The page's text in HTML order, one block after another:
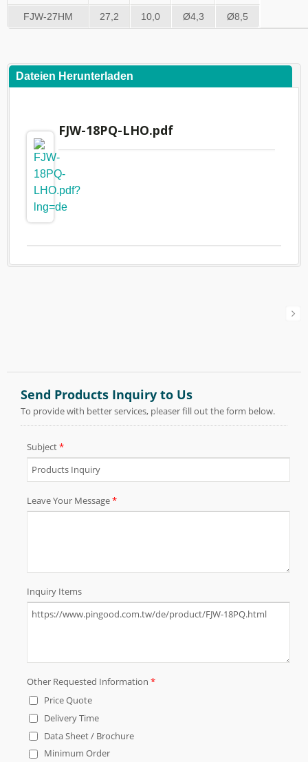
FJW-27HM 27,2 10,0 Ø4,3 Ø8,5
Dateien Herunterladen
FJW-18PQ-LHO.pdf